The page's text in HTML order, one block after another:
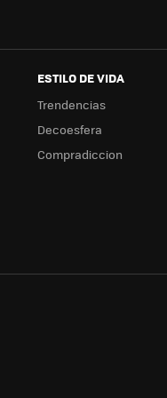
ESTILO DE VIDA
Trendencias
Decoesfera
Compradiccion